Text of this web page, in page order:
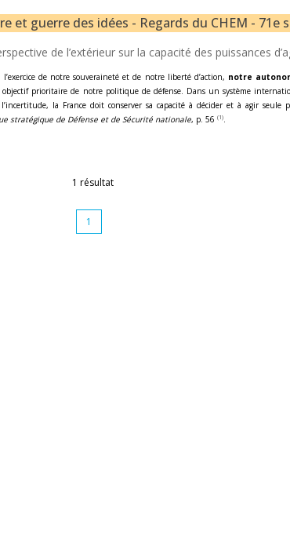
et guerre des idées - Regards du CHEM - 71e
de l’extérieur sur la capacité des puissances
l’exercice de notre souveraineté et de notre liberté d’action, notre
prioritaire de notre politique de défense. Dans un système
la France doit conserver sa capacité à décider et à agir seule
stratégique de Défense et de Sécurité nationale, p. 56 (1).
1 résultat
1